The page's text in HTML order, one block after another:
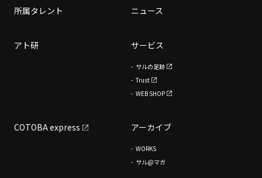
所属タレント ニュース
アト研 サービス
サルの足跡
Trust
WEB SHOP
COTOBA express アーカイブ
WORKS
サル@マガ